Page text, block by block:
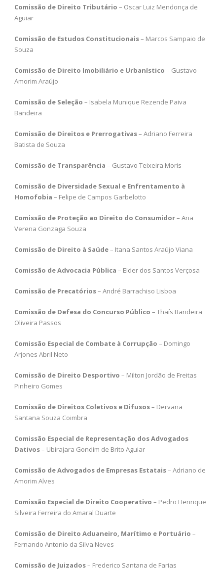
Comissão de Direito Tributário – Oscar Luiz Mendonça de
Aguiar
Comissão de Estudos Constitucionais– Marcos Sampaio de
Souza
Comissão de Direito Imobiliário e Urbanístico – Gustavo
Amorim Araújo
Comissão de Seleção – Isabela Munique Rezende Paiva
Bandeira
Comissão de Direitos e Prerrogativas– Adriano Ferreira
Batista de Souza
Comissão de Transparência – Gustavo Teixeira Moris
Comissão de Diversidade Sexual e Enfrentamento à
Homofobia – Felipe de Campos Garbelotto
Comissão de Proteção ao Direito do Consumidor– Ana
Verena Gonzaga Souza
Comissão de Direito à Saúde– Itana Santos Araújo Viana
Comissão de Advocacia Pública – Elder dos Santos Verçosa
Comissão de Precatórios– André Barrachiso Lisboa
Comissão de Defesa do Concurso Público – Thaís Bandeira
Oliveira Passos
Comissão Especial de Combate à Corrupção – Domingo
Arjones Abril Neto
Comissão de Direito Desportivo – Milton Jordão de Freitas
Pinheiro Gomes
Comissão de Direitos Coletivos e Difusos– Dervana
Santana Souza Coimbra
Comissão Especial de Representação dos Advogados
Dativos– Ubirajara Gondim de Brito Aguiar
Comissão de Advogados de Empresas Estatais– Adriano de
Amorim Alves
Comissão Especial de Direito Cooperativo – Pedro Henrique
Silveira Ferreira do Amaral Duarte
Comissão de Direito Aduaneiro, Marítimo e Portuário –
Fernando Antonio da Silva Neves
Comissão de Juizados– Frederico Santana de Farias